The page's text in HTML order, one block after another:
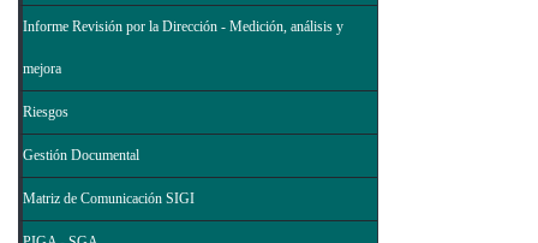
Informe Revisión por la Dirección - Medición, análisis y
mejora
Riesgos
Gestión Documental
Matriz de Comunicación SIGI